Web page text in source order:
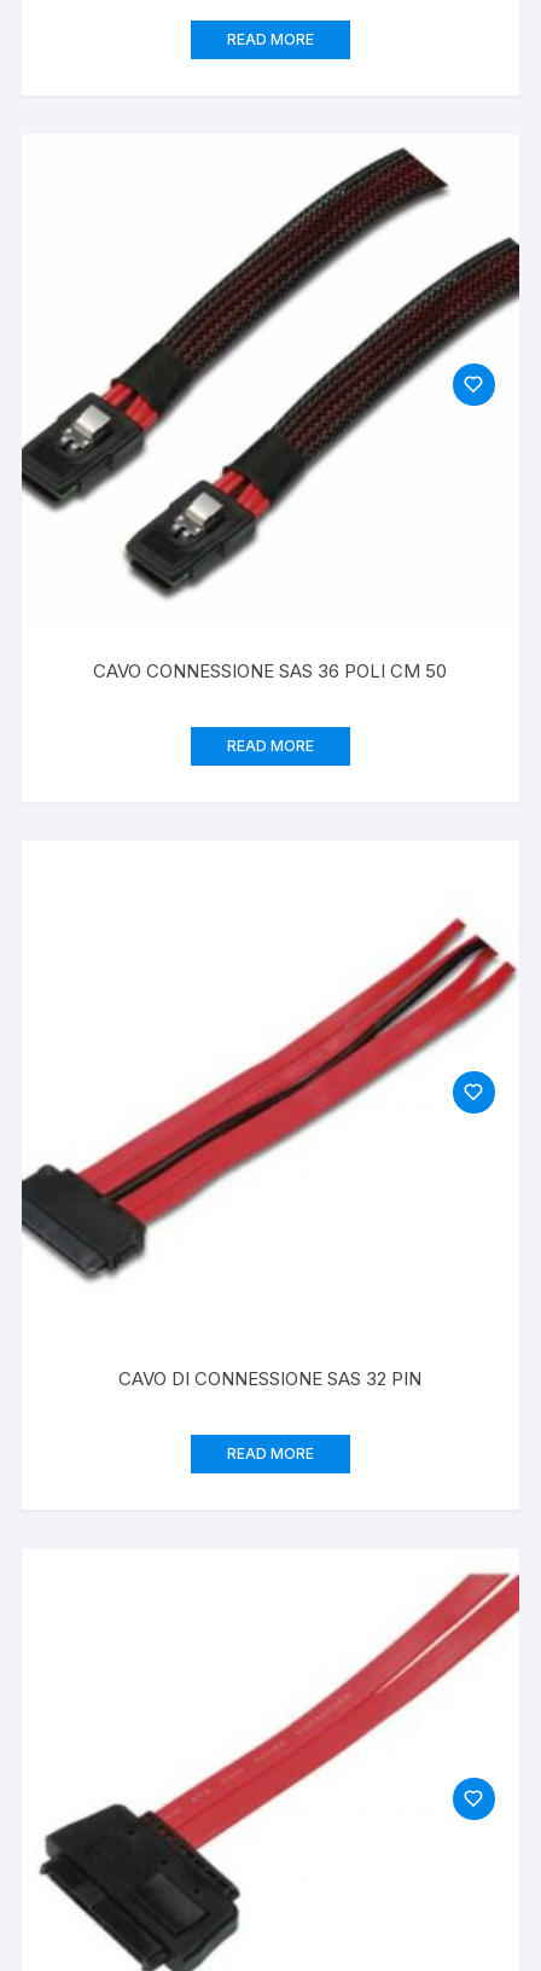
READ MORE
CAVO CONNESSIONE SAS 36 POLI CM 50
READ MORE
CAVO DI CONNESSIONE SAS 32 PIN
READ MORE